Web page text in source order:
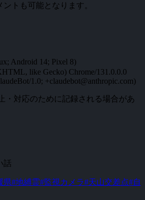
トも可能となります。
Android 14; Pixel 8)
like Gecko) Chrome/131.0.0.0
1.0; +claudebot@anthropic.com)
・対応のために記録される場合があ
話
県#地縛霊#監視カメラ#天山交差点#自